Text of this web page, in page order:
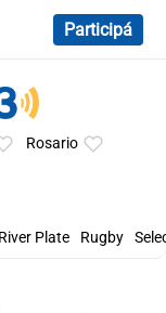
Participá
Rosario
River Plate Rugby